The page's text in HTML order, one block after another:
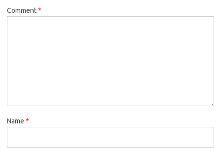
Comment*
Name *